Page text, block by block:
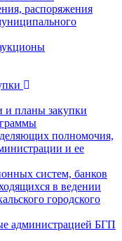
распоряжения
планы закупки
полномочия,
и ее
систем, банков
в ведении
городского
администрацией БГП